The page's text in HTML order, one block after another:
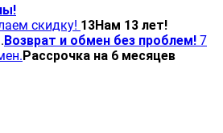
скидку! 13Нам 13 лет!
Возврат и обмен без проблем! 7
Рассрочка на 6 месяцев